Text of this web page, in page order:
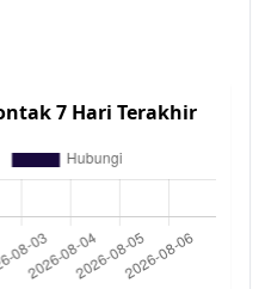
7 Hari Terakhir